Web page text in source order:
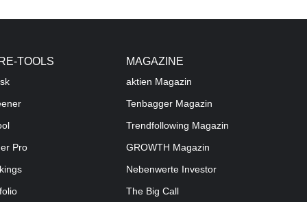
TOOLS
Pro
MAGAZINE
aktien Magazin
Tenbagger Magazin
Trendfollowing Magazin
GROWTH Magazin
Nebenwerte Investor
The Big Call